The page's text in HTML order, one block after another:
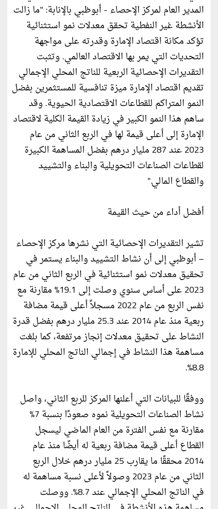
المدير العام لمركز الإحصاء - أبوظبي بالإنابة: "ما زالت
الأنشطة غير النفطية تحقق معدلات نمو استثنائية
تؤكد مكانة اقتصاد الإمارة وقدرته على مواجهة
التحديات التي يمر بها الاقتصاد العالمي. وتثبت
التقديرات الإحصائية الربعية للناتج المحلي الإجمالي
تقديم اقتصاد الإمارة ميزة تنافسية للمستثمرين بفضل
النمو المتراكم للقطاعات الاقتصادية الحيوية. وقد
ساهم هذا النمو الكبير في زيادة القيمة الكلية لاقتصاد
الإمارة إلى أعلى قيمة لها في الربع الثاني من عام
2023 عند 287 مليار درهم بفضل المساهمة الكبيرة
لقطاعات الصناعات التحويلية والبناء والتشييد
والقطاع المالي."
أفضل أداء من حيث القيمة
تشير التقديرات الإحصائية التي نشرها مركز الإحصاء
– أبوظبي إلى أن نشاط التشييد والبناء يستمر في
تحقيق معدلات نمو استثنائية في الربع الثاني من عام
2023 على أساس سنوي وصلت إلى 19.1% مقارنة مع
نفس الربع من عام 2022 مسجلاً أعلى قيمة مضافة
ربعية منذ عام 2014 عند 25.3 مليار درهم بفضل قدرة
النشاط على تحقيق معدلات إنجاز مرتفعة، كما بلغت
مساهمة هذا النشاط في إجمالي الناتج المحلي للإمارة
8.8%.
ووفقًا للبيانات التي أعلنها المركز للربع الثاني، واصل
نشاط الصناعات التحويلية نموه صعودًا بنسبة 7%
مقارنة مع نفس الفترة من العام الماضي ليسجل
القطاع أعلى قيمة مضافة ربعية له أيضًا منذ عام
2014 محققًا ما يقارب 25 مليار درهم خلال الربع
الثاني من عام 2023 وصولاً لأعلى نسبة مساهمة له
في الناتج المحلي الإجمالي عند 8.7%. ووصلت